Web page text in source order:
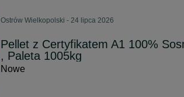
Ostrów Wielkopolski - 24 lipca 2026
Pellet z Certyfikatem A1 100%
, Paleta 1005kg
Nowe